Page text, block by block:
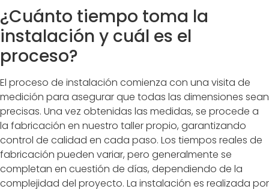
¿Cuánto tiempo toma la
instalación y cuál es el
proceso?
El proceso de instalación comienza con una visita de
medición para asegurar que todas las dimensiones sean
precisas. Una vez obtenidas las medidas, se procede a
la fabricación en nuestro taller propio, garantizando
control de calidad en cada paso. Los tiempos reales de
fabricación pueden variar, pero generalmente se
completan en cuestión de días, dependiendo de la
complejidad del proyecto. La instalación es realizada por